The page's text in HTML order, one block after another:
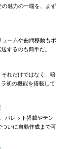
魅力の一端を、まず
ームや曲間移動もボ
するのも簡単だ。
れだけではなく、暗
初の機能を搭載して
パレット搭載やテン
いに自動作成まで可